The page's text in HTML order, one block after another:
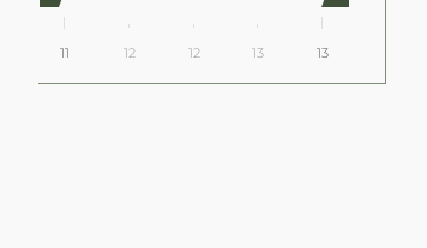
11 12 12 13 13